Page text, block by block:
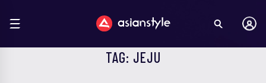
TAG: JEJU